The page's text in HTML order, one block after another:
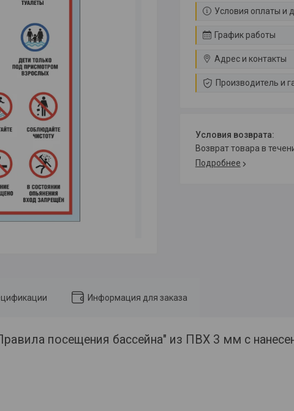
Условия оплаты и
График работы
Адрес и контакты
Производитель и
возврат товара в
Подробнее
Информация для заказа
посещения бассейна" из ПВХ 3 мм с